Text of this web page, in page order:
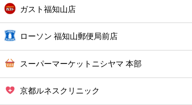
病院
ホテル
ガスト福知山店
ローソン 福知山郵便局前店
スーパーマーケットニシヤマ 本部
京都ルネスクリニック